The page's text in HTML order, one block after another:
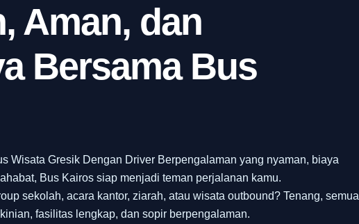
Aman, dan
Bersama Bus
Wisata Gresik Dengan Driver Berpengalaman yang nyaman, biaya
Bus Kairos siap menjadi teman perjalanan kamu.
sekolah, acara kantor, ziarah, atau wisata outbound? Tenang, semua
fasilitas lengkap, dan sopir berpengalaman.